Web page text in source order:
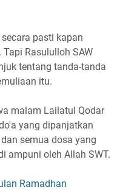
pasti kapan
Rasululloh SAW
tentang tanda-tanda
itu.
malam Lailatul Qodar
yang dipanjatkan
semua dosa yang
ampuni oleh Allah SWT.
Ramadhan